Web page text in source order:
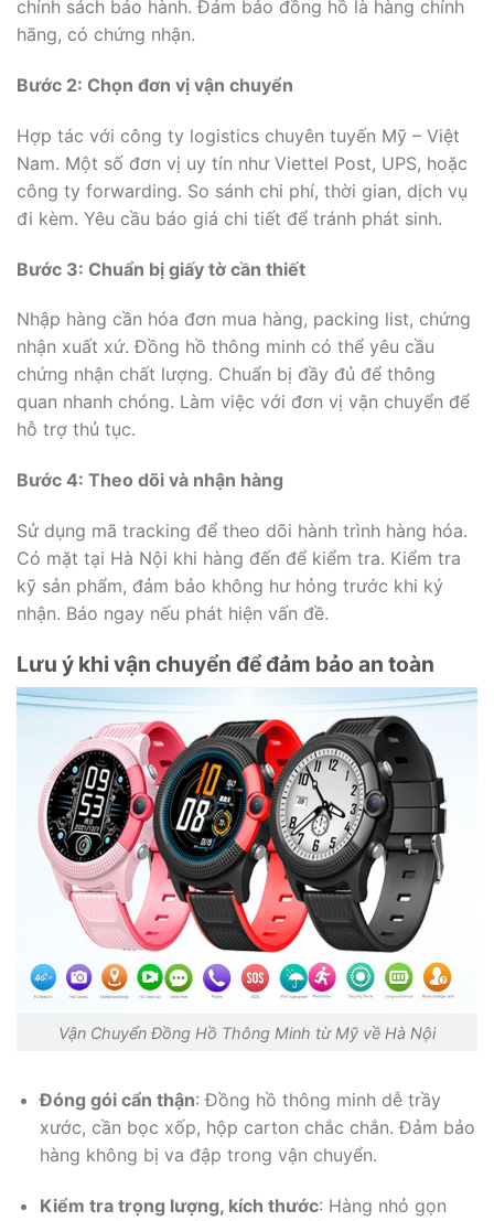
chính sách bảo hành. Đảm bảo đồng hồ là hàng chính
hãng, có chứng nhận.
Bước 2: Chọn đơn vị vận chuyển
Hợp tác với công ty logistics chuyên tuyến Mỹ – Việt
Nam. Một số đơn vị uy tín như Viettel Post, UPS, hoặc
công ty forwarding. So sánh chi phí, thời gian, dịch vụ
đi kèm. Yêu cầu báo giá chi tiết để tránh phát sinh.
Bước 3: Chuẩn bị giấy tờ cần thiết
Nhập hàng cần hóa đơn mua hàng, packing list, chứng
nhận xuất xứ. Đồng hồ thông minh có thể yêu cầu
chứng nhận chất lượng. Chuẩn bị đầy đủ để thông
quan nhanh chóng. Làm việc với đơn vị vận chuyển để
hỗ trợ thủ tục.
Bước 4: Theo dõi và nhận hàng
Sử dụng mã tracking để theo dõi hành trình hàng hóa.
Có mặt tại Hà Nội khi hàng đến để kiểm tra. Kiểm tra
kỹ sản phẩm, đảm bảo không hư hỏng trước khi ký
nhận. Báo ngay nếu phát hiện vấn đề.
Lưu ý khi vận chuyển để đảm bảo an toàn
Vận Chuyển Đồng Hồ Thông Minh từ Mỹ về Hà Nội
Đóng gói cẩn thận: Đồng hồ thông minh dễ trầy
xước, cần bọc xốp, hộp carton chắc chắn. Đảm bảo
hàng không bị va đập trong vận chuyển.
Kiểm tra trọng lượng, kích thước: Hàng nhỏ gọn